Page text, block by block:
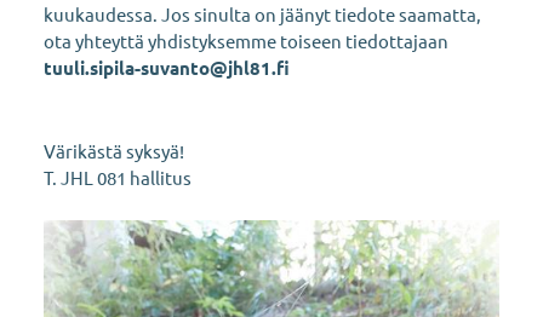
kuukaudessa. Jos sinulta on jäänyt tiedote saamatta,
ota yhteyttä yhdistyksemme toiseen tiedottajaan
tuuli.sipila-suvanto@jhl81.fi
Värikästä syksyä!
T. JHL 081 hallitus